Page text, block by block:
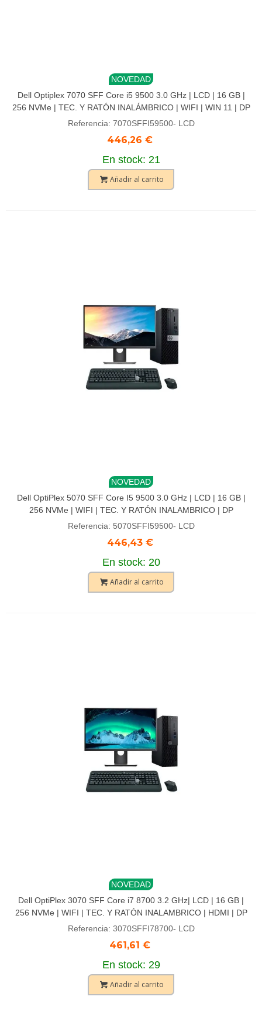
NOVEDAD
Dell Optiplex 7070 SFF Core i5 9500 3.0 GHz | LCD | 16 GB |
256 NVMe | TEC. Y RATÓN INALÁMBRICO | WIFI | WIN 11 | DP
Referencia: 7070SFFI59500- LCD
446,26 €
En stock: 21
Añadir al carrito
NOVEDAD
Dell OptiPlex 5070 SFF Core I5 9500 3.0 GHz | LCD | 16 GB |
256 NVMe | WIFI | TEC. Y RATÓN INALAMBRICO | DP
Referencia: 5070SFFI59500- LCD
446,43 €
En stock: 20
Añadir al carrito
NOVEDAD
Dell OptiPlex 3070 SFF Core i7 8700 3.2 GHz| LCD | 16 GB |
256 NVMe | WIFI | TEC. Y RATÓN INALAMBRICO | HDMI | DP
Referencia: 3070SFFI78700- LCD
461,61 €
En stock: 29
Añadir al carrito